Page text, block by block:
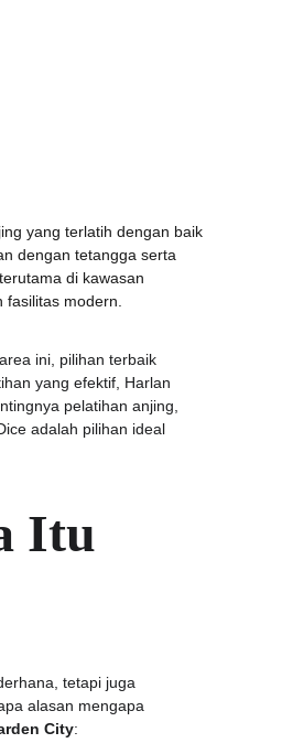
yang terlatih dengan baik
dengan tetangga serta
di kawasan
modern.
ini, pilihan terbaik
yang efektif, Harlan
pelatihan anjing,
adalah pilihan ideal
Itu
tetapi juga
alasan mengapa
City: